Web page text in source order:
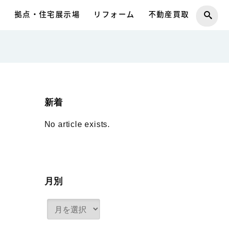
拠点・住宅展示場 リフォーム 不動産買取
新着
No article exists.
月別